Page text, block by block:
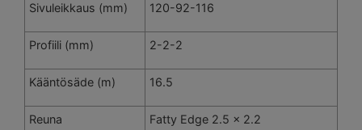
Sivuleikkaus (mm) 120-92-116
Profiili (mm) 2-2-2
Kääntösäde (m) 16.5
Reuna Fatty Edge 2.5 x 2.2